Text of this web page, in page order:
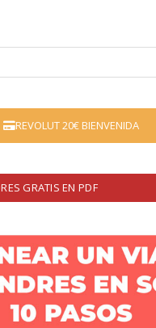
REVOLUT 20€ BIENVENIDA
GRATIS EN PDF